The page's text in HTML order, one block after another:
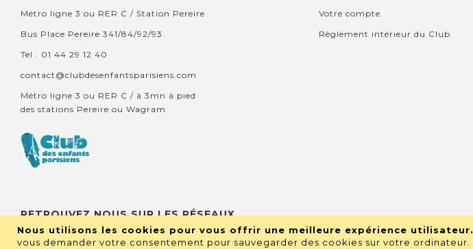
Nous utilisons les cookies pour vous offrir une meilleure expérience utilisateur.
vous demander votre consentement pour sauvegarder des cookies sur votre ordinateur.
Métro ligne 3 ou RER C / Station Pereire
Bus Place Pereire 341/84/92/93
Tel : 01 44 29 12 40
contact@clubdesenfantsparisiens.com
Métro ligne 3 ou RER C / à 3mn à pied
des stations Pereire ou Wagram
Votre compte
Règlement intérieur du Club
RETROUVEZ NOUS SUR LES RÉSEAUX